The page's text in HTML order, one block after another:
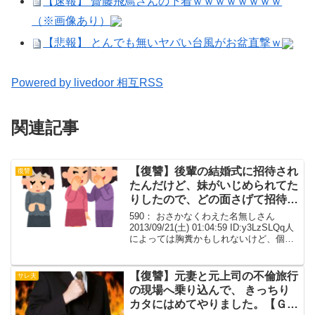
（※画像あり）
【悲報】 とんでも無いヤバい台風がお盆直撃ｗ
Powered by livedoor 相互RSS
関連記事
復讐
【復讐】後輩の結婚式に招待され
たんだけど、妹がいじめられてた
りしたので、どの面さげて招待し
てんだと思いながらも出席
590： おさかなくわえた名無しさん
2013/09/21(土) 01:04:59 ID:y3LzSLQq人
によっては胸糞かもしれないけど、個人
結婚式に招待されたんだけ...
サレ夫
【復讐】元妻と元上司の不倫旅行
の現場へ乗り込んで、 きっちり
カタにはめてやりました。【Ｇ